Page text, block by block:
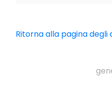
Ritorna alla pagina degli